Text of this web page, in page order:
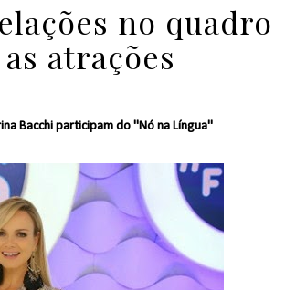
no quadro
as atrações
Bacchi participam do "Nó na Língua"